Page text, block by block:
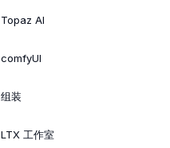
Topaz AI
comfyUI
组装
LTX 工作室